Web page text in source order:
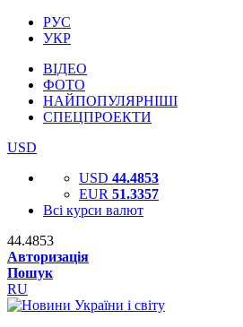
РУС
УКР
ВІДЕО
ФОТО
НАЙПОПУЛЯРНІШІ
СПЕЦПРОЕКТИ
USD
USD 44.4853
EUR 51.3357
Всі курси валют
44.4853
Авторизація
Пошук
RU